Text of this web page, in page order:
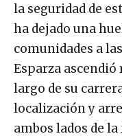
la seguridad de
ha dejado una
comunidades a
Esparza
largo de su
localización y
ambos lados de la